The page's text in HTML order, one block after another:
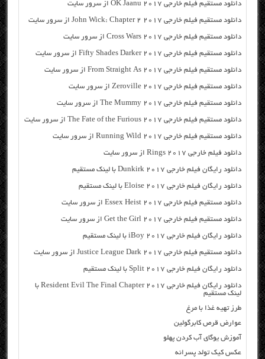
دانلود مستقیم فیلم خارجی OK Jaanu 2017 از سرور سایت
دانلود مستقیم فیلم خارجی John Wick: Chapter 2 2017 از سرور سایت
دانلود مستقیم فیلم خارجی Cross Wars 2017 از سرور سایت
دانلود مستقیم فیلم خارجی Fifty Shades Darker 2017 از سرور سایت
دانلود مستقیم فیلم خارجی From Straight As 2017 از سرور سایت
دانلود مستقیم فیلم خارجی Zeroville 2017 از سرور سایت
دانلود مستقیم فیلم خارجی The Mummy 2017 از سرور سایت
دانلود مستقیم فیلم خارجی The Fate of the Furious 2017 از سرور سایت
دانلود مستقیم فیلم خارجی Running Wild 2017 از سرور سایت
دانلود فیلم خارجی Rings 2017 از سرور سایت
دانلود رایگان فیلم خارجی Dunkirk 2017 با لینک مستقیم
دانلود رایگان فیلم خارجی Eloise 2017 با لینک مستقیم
دانلود مستقیم فیلم خارجی Essex Heist 2017 از سرور سایت
دانلود مستقیم فیلم خارجی Get the Girl 2017 از سرور سایت
دانلود رایگان فیلم خارجی iBoy 2017 با لینک مستقیم
دانلود مستقیم فیلم خارجی Justice League Dark 2017 از سرور سایت
دانلود رایگان فیلم خارجی Split 2017 با لینک مستقیم
دانلود رایگان فیلم خارجی Resident Evil The Final Chapter 2017 با
لینک مستقیم
طرز تهیه غذا با مرغ
عوارض قرص کابرگولین
آموزش یوگای آب کردن پهلو
عکس کیک تولد پسرانه